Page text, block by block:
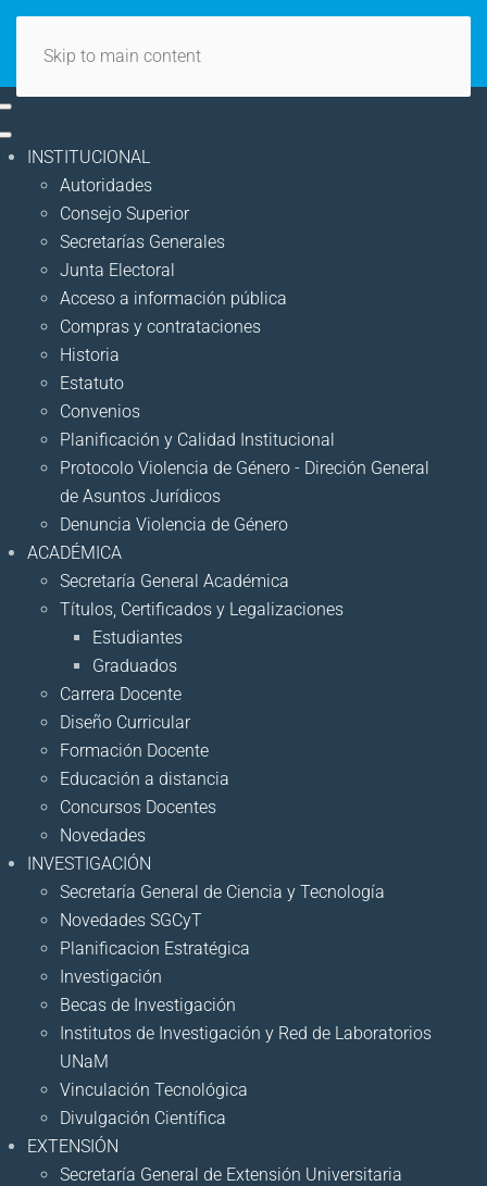
Skip to main content
INSTITUCIONAL
Autoridades
Consejo Superior
Secretarías Generales
Junta Electoral
Acceso a información pública
Compras y contrataciones
Historia
Estatuto
Convenios
Planificación y Calidad Institucional
Protocolo Violencia de Género - Direción General
de Asuntos Jurídicos
Denuncia Violencia de Género
ACADÉMICA
Secretaría General Académica
Títulos, Certificados y Legalizaciones
Estudiantes
Graduados
Carrera Docente
Diseño Curricular
Formación Docente
Educación a distancia
Concursos Docentes
Novedades
INVESTIGACIÓN
Secretaría General de Ciencia y Tecnología
Novedades SGCyT
Planificacion Estratégica
Investigación
Becas de Investigación
Institutos de Investigación y Red de Laboratorios
UNaM
Vinculación Tecnológica
Divulgación Científica
EXTENSIÓN
Secretaría General de Extensión Universitaria